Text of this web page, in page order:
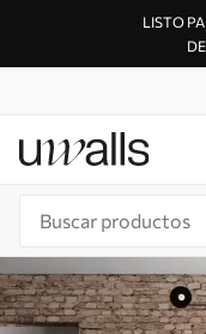
LISTO